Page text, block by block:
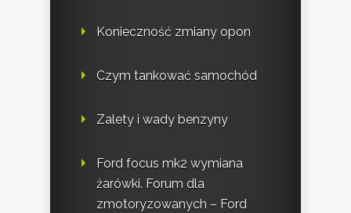
Konieczność zmiany opon
Czym tankować samochód
Zalety i wady benzyny
Ford focus mk2 wymiana
żarówki. Forum dla
zmotoryzowanych – Ford